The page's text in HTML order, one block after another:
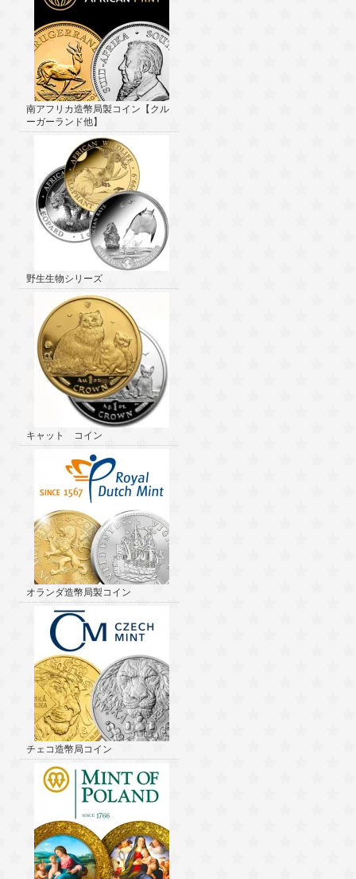
南アフリカ造幣局製コイン【クル
ーガーランド他】
野生生物シリーズ
キャット コイン
オランダ造幣局製コイン
チェコ造幣局コイン